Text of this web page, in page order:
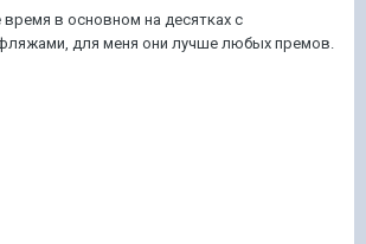
в основном на десятках с
для меня они лучше любых премов.